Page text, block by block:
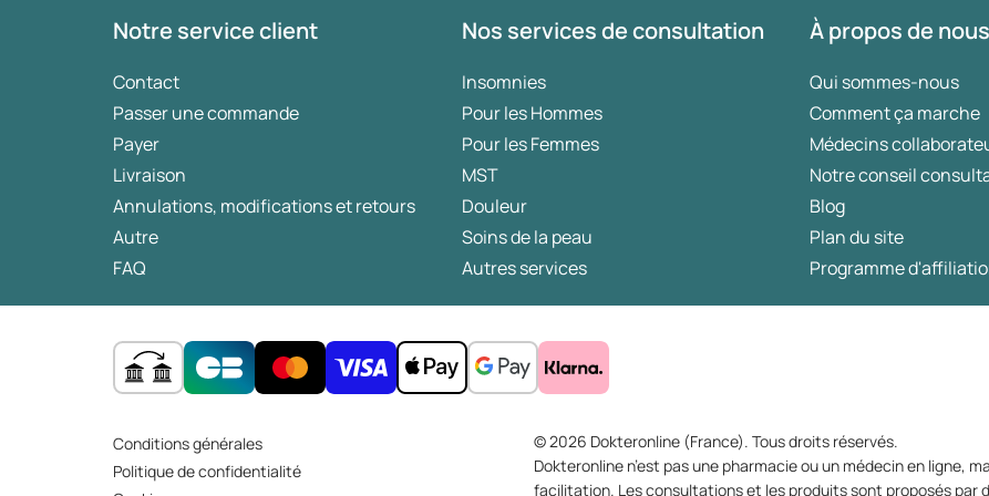
Notre service client
Contact
Passer une commande
Payer
Livraison
Annulations, modifications et retours
Autre
FAQ
Nos services de consultation
Insomnies
Pour les Hommes
Pour les Femmes
MST
Douleur
Soins de la peau
Autres services
À propos de nous
Qui sommes-nous
Comment ça marche
Médecins
Notre conseil
Blog
Plan du site
Programme
Conditions générales
Politique de confidentialité
© 2026 Dokteronline (France). Tous droits réservés.
Dokteronline n’est pas une pharmacie ou un médecin en ligne,
facilitation. Les consultations et les produits sont proposés par